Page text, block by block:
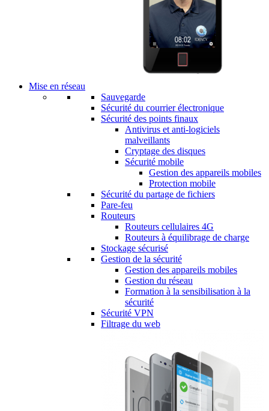
Mise en réseau
Sauvegarde
Sécurité du courrier électronique
Sécurité des points finaux
Antivirus et anti-logiciels
malveillants
Cryptage des disques
Sécurité mobile
Gestion des appareils mobiles
Protection mobile
Sécurité du partage de fichiers
Pare-feu
Routeurs
Routeurs cellulaires 4G
Routeurs à équilibrage de charge
Stockage sécurisé
Gestion de la sécurité
Gestion des appareils mobiles
Gestion du réseau
Formation à la sensibilisation à la
sécurité
Sécurité VPN
Filtrage du web